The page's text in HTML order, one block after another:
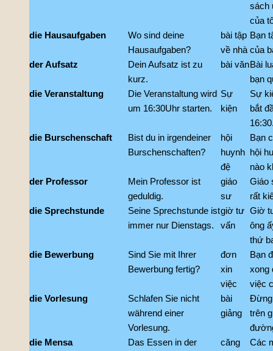
sách
của
die Hausaufgaben
Wo sind deine
Hausaufgaben?
bài tập
về nhà
Bạn
của
der Aufsatz
Dein Aufsatz ist zu
kurz.
bài vănBài
bạn
die Veranstaltung
Die Veranstaltung wird
um 16:30Uhr starten.
Sự
kiện
Sự
bắt
die Burschenschaft
Bist du in irgendeiner
Burschenschaften?
hội
huynh
đệ
Bạn
hội
nào
der Professor
Mein Professor ist
geduldig.
giáo
sư
Giáo
rất
die Sprechstunde
Seine Sprechstunde ist
immer nur Dienstags.
giờ tư
vấn
Giờ
ông
thứ
die Bewerbung
Sind Sie mit Ihrer
Bewerbung fertig?
đơn
xin
việc
Bạn
xong
việc
die Vorlesung
Schlafen Sie nicht
während einer
Vorlesung.
bài
giảng
Đừng
trên
die Mensa
Das Essen in der
căng
Các